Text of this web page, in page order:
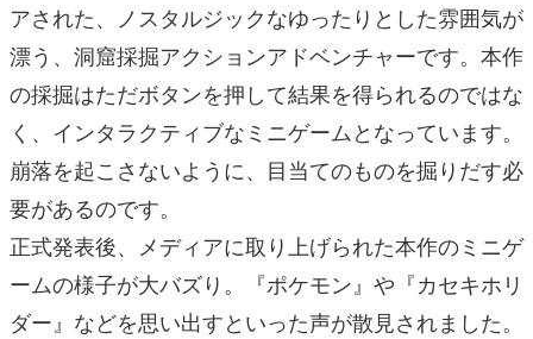
アされた、ノスタルジックなゆったりとした雰囲気が
漂う、洞窟採掘アクションアドベンチャーです。本作
の採掘はただボタンを押して結果を得られるのではな
く、インタラクティブなミニゲームとなっています。
崩落を起こさないように、目当てのものを掘りだす必
要があるのです。
正式発表後、メディアに取り上げられた本作のミニゲ
ームの様子が大バズり。『ポケモン』や『カセキホリ
ダー』などを思い出すといった声が散見されました。